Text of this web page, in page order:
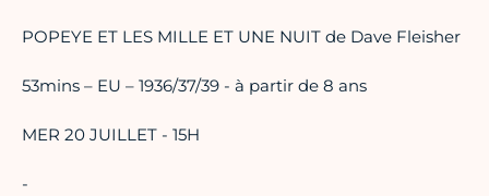
POPEYE ET LES MILLE ET UNE NUIT de Dave Fleisher
53mins – EU – 1936/37/39 - à partir de 8 ans
MER 20 JUILLET - 15H
-